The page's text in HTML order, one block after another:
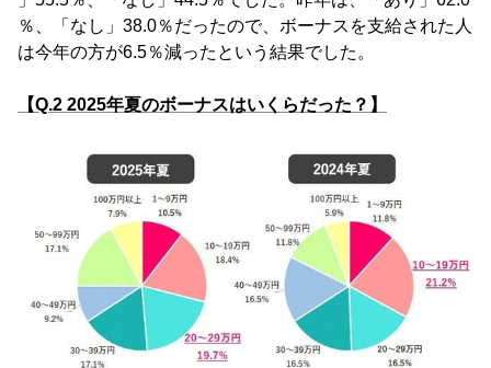
％、「なし」38.0％だったので、ボーナスを支給された人
は今年の方が6.5％減ったという結果でした。
【Q.2 2025年夏のボーナスはいくらだった？】